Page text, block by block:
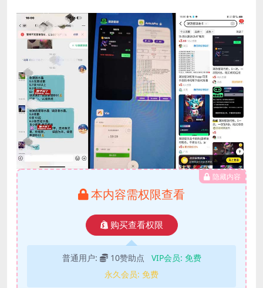
隐藏内容
本内容需权限查看
购买查看权限
普通用户: 10赞助点 VIP会员: 免费
永久会员: 免费